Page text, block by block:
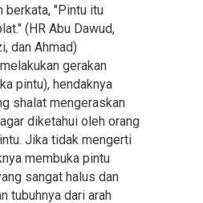
berkata, "Pintu itu
(HR Abu Dawud,
dan Ahmad)
gerakan
pintu), hendaknya
shalat mengeraskan
diketahui oleh orang
Jika tidak mengerti
membuka pintu
sangat halus dan
tubuhnya dari arah